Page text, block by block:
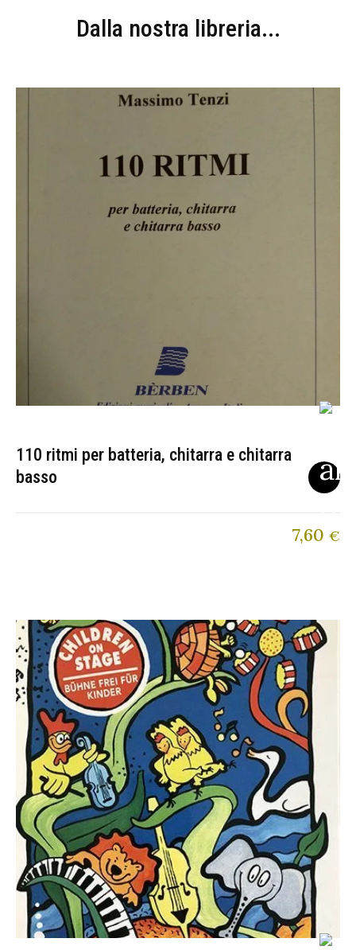
Dalla nostra libreria...
110 ritmi per batteria, chitarra e chitarra
basso
7,60 €